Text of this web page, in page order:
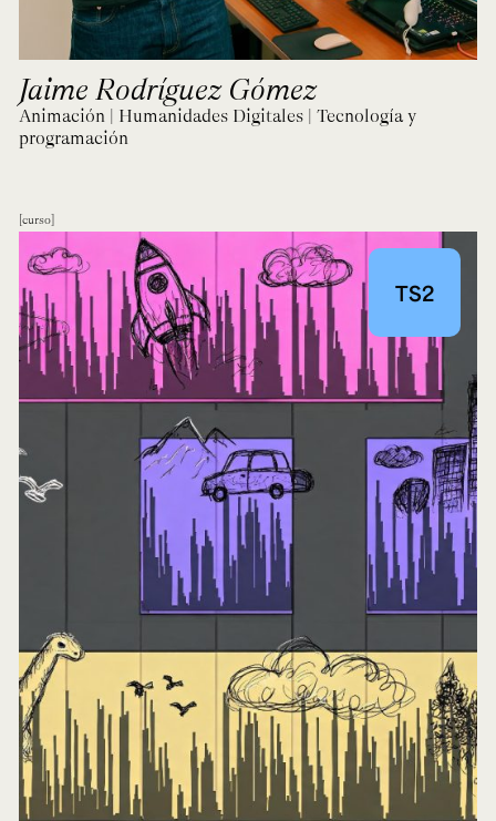
Jaime Rodríguez Gómez
Animación | Humanidades Digitales | Tecnología y
programación
curso
TS2